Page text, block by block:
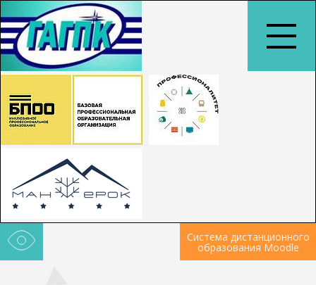
Система дистанционного
образования Moodle